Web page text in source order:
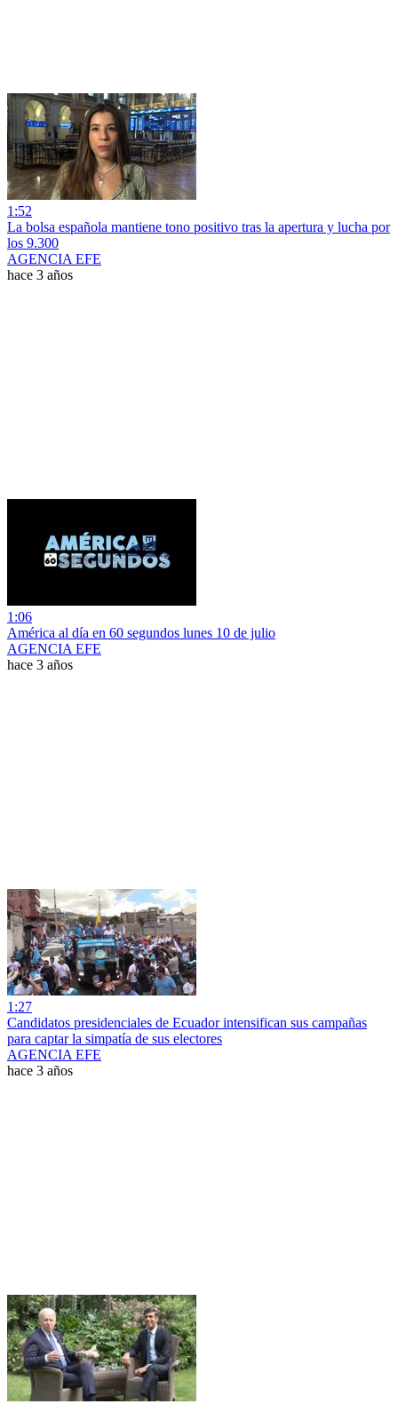
1:52
La bolsa española mantiene tono positivo tras la apertura y lucha por
los 9.300
AGENCIA EFE
hace 3 años
1:06
América al día en 60 segundos lunes 10 de julio
AGENCIA EFE
hace 3 años
1:27
Candidatos presidenciales de Ecuador intensifican sus campañas
para captar la simpatía de sus electores
AGENCIA EFE
hace 3 años